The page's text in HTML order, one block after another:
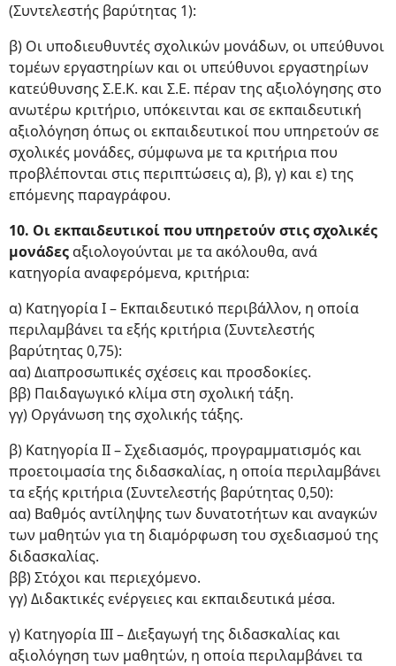
(Συντελεστής βαρύτητας 1):
β) Οι υποδιευθυντές σχολικών μονάδων, οι υπεύθυνοι
τομέων εργαστηρίων και οι υπεύθυνοι εργαστηρίων
κατεύθυνσης Σ.Ε.Κ. και Σ.Ε. πέραν της αξιολόγησης στο
ανωτέρω κριτήριο, υπόκεινται και σε εκπαιδευτική
αξιολόγηση όπως οι εκπαιδευτικοί που υπηρετούν σε
σχολικές μονάδες, σύμφωνα με τα κριτήρια που
προβλέπονται στις περιπτώσεις α), β), γ) και ε) της
επόμενης παραγράφου.
10. Οι εκπαιδευτικοί που υπηρετούν στις σχολικές
μονάδεςαξιολογούνται με τα ακόλουθα, ανά
κατηγορία αναφερόμενα, κριτήρια:
α) Κατηγορία Ι – Εκπαιδευτικό περιβάλλον, η οποία
περιλαμβάνει τα εξής κριτήρια (Συντελεστής
βαρύτητας 0,75):
αα) Διαπροσωπικές σχέσεις και προσδοκίες.
ββ) Παιδαγωγικό κλίμα στη σχολική τάξη.
γγ) Οργάνωση της σχολικής τάξης.
β) Κατηγορία ΙΙ – Σχεδιασμός, προγραμματισμός και
προετοιμασία της διδασκαλίας, η οποία περιλαμβάνει
τα εξής κριτήρια (Συντελεστής βαρύτητας 0,50):
αα) Βαθμός αντίληψης των δυνατοτήτων και αναγκών
των μαθητών για τη διαμόρφωση του σχεδιασμού της
διδασκαλίας.
ββ) Στόχοι και περιεχόμενο.
γγ) Διδακτικές ενέργειες και εκπαιδευτικά μέσα.
γ) Κατηγορία ΙΙΙ – Διεξαγωγή της διδασκαλίας και
αξιολόγηση των μαθητών, η οποία περιλαμβάνει τα